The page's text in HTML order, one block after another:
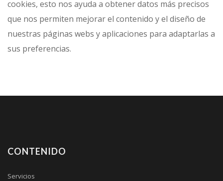
cookies, esto nos ayuda a obtener datos más precisos
que nos permiten mejorar el contenido y el diseño de
nuestras páginas webs y aplicaciones para adaptarlas a
sus preferencias.
CONTENIDO
Servicios